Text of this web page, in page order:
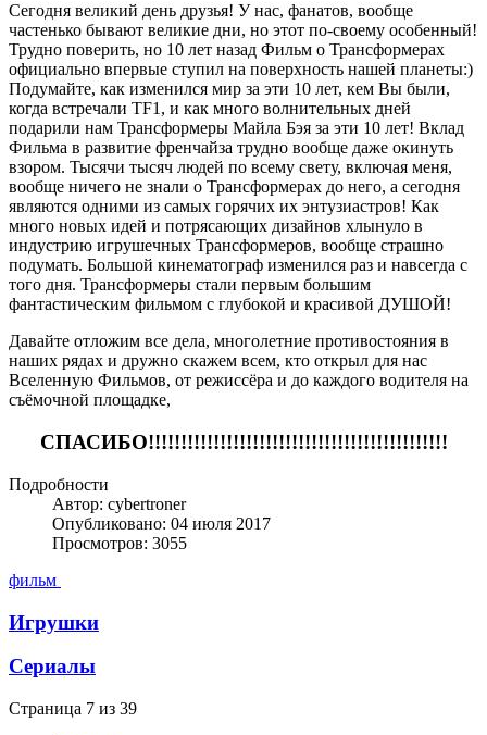
Сегодня великий день друзья! У нас, фанатов, вообще
частенько бывают великие дни, но этот по-своему особенный!
Трудно поверить, но 10 лет назад Фильм о Трансформерах
официально впервые ступил на поверхность нашей планеты:)
Подумайте, как изменился мир за эти 10 лет, кем Вы были,
когда встречали TF1, и как много волнительных дней
подарили нам Трансформеры Майла Бэя за эти 10 лет! Вклад
Фильма в развитие френчайза трудно вообще даже окинуть
взором. Тысячи тысяч людей по всему свету, включая меня,
вообще ничего не знали о Трансформерах до него, а сегодня
являются одними из самых горячих их энтузиастров! Как
много новых идей и потрясающих дизайнов хлынуло в
индустрию игрушечных Трансформеров, вообще страшно
подумать. Большой кинематограф изменился раз и навсегда с
того дня. Трансформеры стали первым большим
фантастическим фильмом с глубокой и красивой ДУШОЙ!
Давайте отложим все дела, многолетние противостояния в
наших рядах и дружно скажем всем, кто открыл для нас
Вселенную Фильмов, от режиссёра и до каждого водителя на
съёмочной площадке,
СПАСИБО!!!!!!!!!!!!!!!!!!!!!!!!!!!!!!!!!!!!!!!!!!!!!!
Подробности
Автор: cybertroner
Опубликовано: 04 июля 2017
Просмотров: 3055
фильм
Игрушки
Сериалы
Страница 7 из 39